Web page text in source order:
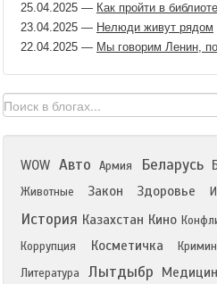
25.04.2025 — Как пройти в
23.04.2025 — Нелюди живут рядом
22.04.2025 — Мы говорим Ленин,
WOW Авто Армия Беларусь
Животные
Закон Здоровье
История Казахстан Кино
Коррупция Косметичка
Литература Лытдыбр